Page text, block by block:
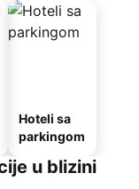
Hoteli sa
parkingom
u blizini